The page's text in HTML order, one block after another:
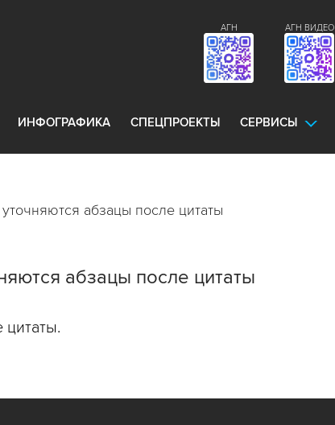
АГН ВИДЕО
АГН
ИНФОГРАФИКА СПЕЦПРОЕКТЫ СЕРВИСЫ
абзацы после цитаты
абзацы после цитаты
цитаты.